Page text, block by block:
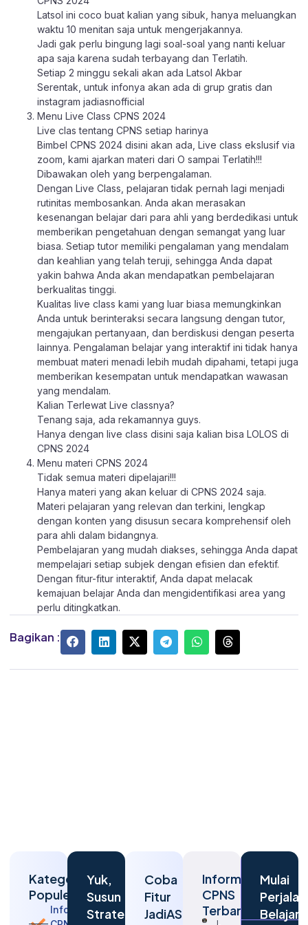
Latsol ini coco buat kalian yang sibuk, hanya meluangkan
waktu 10 menitan saja untuk mengerjakannya.
Jadi gak perlu bingung lagi soal-soal yang nanti keluar
apa saja karena sudah terbayang dan Terlatih.
Setiap 2 minggu sekali akan ada Latsol Akbar
Serentak, untuk infonya akan ada di grup gratis dan
instagram jadiasnofficial
Menu Live Class CPNS 2024
Live clas tentang CPNS setiap harinya
Bimbel CPNS 2024 disini akan ada, Live class ekslusif via
zoom, kami ajarkan materi dari O sampai Terlatih!!!
Dibawakan oleh yang berpengalaman.
Dengan Live Class, pelajaran tidak pernah lagi menjadi
rutinitas membosankan. Anda akan merasakan
kesenangan belajar dari para ahli yang berdedikasi untuk
memberikan pengetahuan dengan semangat yang luar
biasa. Setiap tutor memiliki pengalaman yang mendalam
dan keahlian yang telah teruji, sehingga Anda dapat
yakin bahwa Anda akan mendapatkan pembelajaran
berkualitas tinggi.
Kualitas live class kami yang luar biasa memungkinkan
Anda untuk berinteraksi secara langsung dengan tutor,
mengajukan pertanyaan, dan berdiskusi dengan peserta
lainnya. Pengalaman belajar yang interaktif ini tidak hanya
membuat materi menadi lebih mudah dipahami, tetapi juga
memberikan kesempatan untuk mendapatkan wawasan
yang mendalam.
Kalian Terlewat Live classnya?
Tenang saja, ada rekamannya guys.
Hanya dengan live class disini saja kalian bisa LOLOS di
CPNS 2024
Menu materi CPNS 2024
Tidak semua materi dipelajari!!!
Hanya materi yang akan keluar di CPNS 2024 saja.
Materi pelajaran yang relevan dan terkini, lengkap
dengan konten yang disusun secara komprehensif oleh
para ahli dalam bidangnya.
Pembelajaran yang mudah diakses, sehingga Anda dapat
mempelajari setiap subjek dengan efisien dan efektif.
Dengan fitur-fitur interaktif, Anda dapat melacak
kemajuan belajar Anda dan mengidentifikasi area yang
perlu ditingkatkan.
Bagikan :
Kategori
Populer
Informasi
Yuk,
Susun
Strategi
Coba
Fitur
JadiASN
Informasi
CPNS
Terbaru
Mulai
Belajar